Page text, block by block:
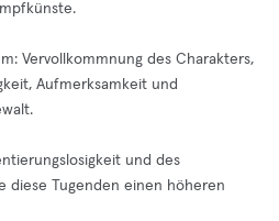
Vervollkommnung des Charakters,
Aufmerksamkeit und
und des
diese Tugenden einen höheren